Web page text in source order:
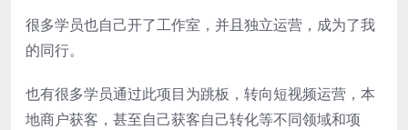
很多学员也自己开了工作室，并且独立运营，成为了我
的同行。
也有很多学员通过此项目为跳板，转向短视频运营，本
地商户获客，甚至自己获客自己转化等不同领域和项